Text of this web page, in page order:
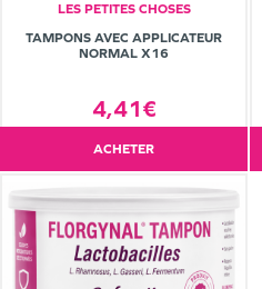
LES PETITES CHOSES
TAMPONS AVEC APPLICATEUR
NORMAL X16
4,41€
ACHETER